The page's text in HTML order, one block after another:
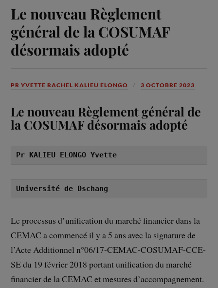
Le nouveau Règlement
général de la COSUMAF
désormais adopté
PR YVETTE RACHEL KALIEU ELONGO 3 OCTOBRE 2023
Le nouveau Règlement général de
la COSUMAF désormais adopté
Pr KALIEU ELONGO Yvette
Université de Dschang
Le processus d’unification du marché financier dans la
CEMAC a commencé il y a 5 ans avec la signature de
l’Acte Additionnel n°06/17-CEMAC-COSUMAF-CCE-
SE du 19 février 2018 portant unification du marché
financier de la CEMAC et mesures d’accompagnement.